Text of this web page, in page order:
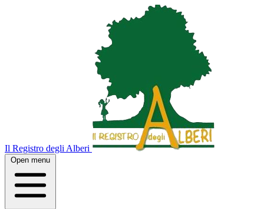
Il Registro degli Alberi
Open menu